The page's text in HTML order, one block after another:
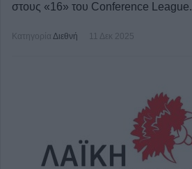
στους «16» του Conference League.
Κατηγορία Διεθνή 11 Δεκ 2025